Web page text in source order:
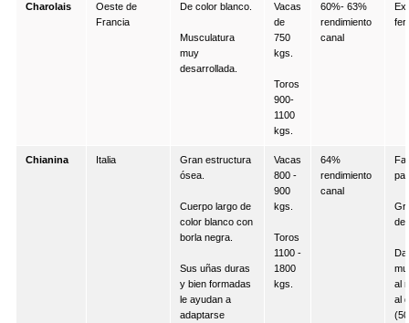
Charolais
Oeste de
Francia
De color blanco.
Musculatura
muy
desarrollada.
Vacas
de
750
kgs.
Toros
900-
1100
kgs.
60%- 63%
rendimiento
canal
Chianina Italia
Gran estructura
ósea.
Cuerpo largo de
color blanco con
borla negra.
Sus uñas duras
y bien formadas
le ayudan a
adaptarse
Vacas
800 -
900
kgs.
Toros
1100 -
1800
kgs.
64%
rendimiento
canal
de
al
al